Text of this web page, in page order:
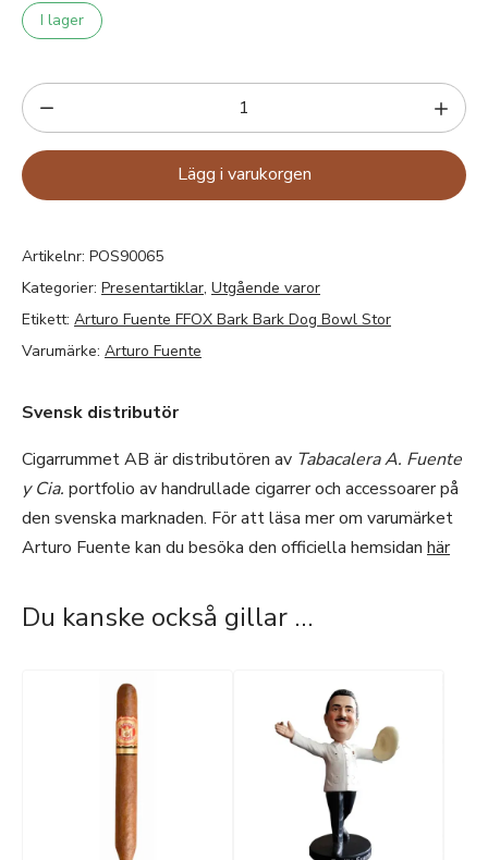
I lager
Lägg i varukorgen
Artikelnr: POS90065
Kategorier: Presentartiklar, Utgående varor
Etikett: Arturo Fuente FFOX Bark Bark Dog Bowl Stor
Varumärke: Arturo Fuente
Svensk distributör
Cigarrummet AB är distributören av Tabacalera A. Fuente
y Cia. portfolio av handrullade cigarrer och accessoarer på
den svenska marknaden. För att läsa mer om varumärket
Arturo Fuente kan du besöka den officiella hemsidan här
Du kanske också gillar …